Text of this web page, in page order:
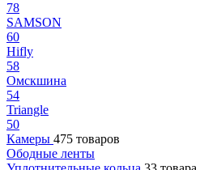
78
SAMSON
60
Hifly
58
Омскшина
54
Triangle
50
Камеры 475 товаров
Ободные ленты